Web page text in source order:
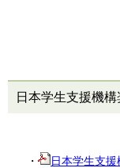
日本学生支援機
・
日本学生支